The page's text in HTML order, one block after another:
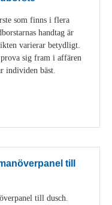
som finns i flera
handtag är
varierar betydligt.
sig fram i affären
individen bäst.
till
till dusch.